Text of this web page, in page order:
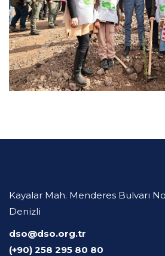
Kayalar Mah. Menderes Bulvarı
Denizli
dso@dso.org.tr
(+90) 258 295 80 80